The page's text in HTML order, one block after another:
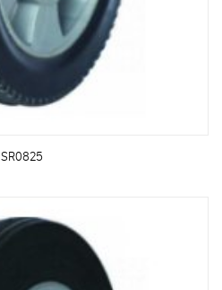
SR0825